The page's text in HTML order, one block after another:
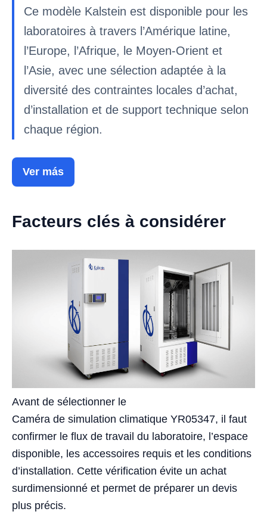
Ce modèle Kalstein est disponible pour les
laboratoires à travers l’Amérique latine,
l’Europe, l’Afrique, le Moyen-Orient et
l’Asie, avec une sélection adaptée à la
diversité des contraintes locales d’achat,
d’installation et de support technique selon
chaque région.
Ver más
Facteurs clés à considérer
Avant de sélectionner le
Caméra de simulation climatique YR05347, il faut
confirmer le flux de travail du laboratoire, l’espace
disponible, les accessoires requis et les conditions
d’installation. Cette vérification évite un achat
surdimensionné et permet de préparer un devis
plus précis.